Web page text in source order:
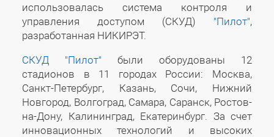
использовалась система контроля и
управления доступом (СКУД) "Пилот",
разработанная НИКИРЭТ.
СКУД "Пилот" были оборудованы 12
стадионов в 11 городах России: Москва,
Санкт-Петербург, Казань, Сочи, Нижний
Новгород, Волгоград, Самара, Саранск, Ростов-
на-Дону, Калининград, Екатеринбург. За счет
инновационных технологий и высоких